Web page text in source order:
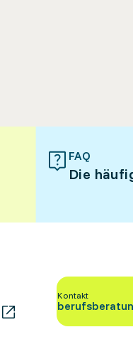
FAQ
Die
Kontakt